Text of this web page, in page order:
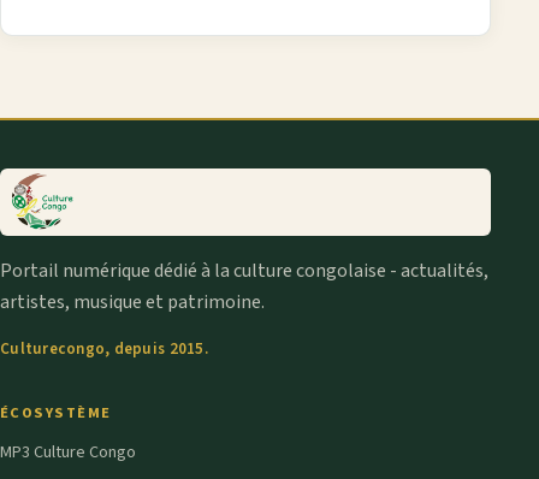
Portail numérique dédié à la culture congolaise - actualités,
artistes, musique et patrimoine.
Culturecongo, depuis 2015.
ÉCOSYSTÈME
MP3 Culture Congo